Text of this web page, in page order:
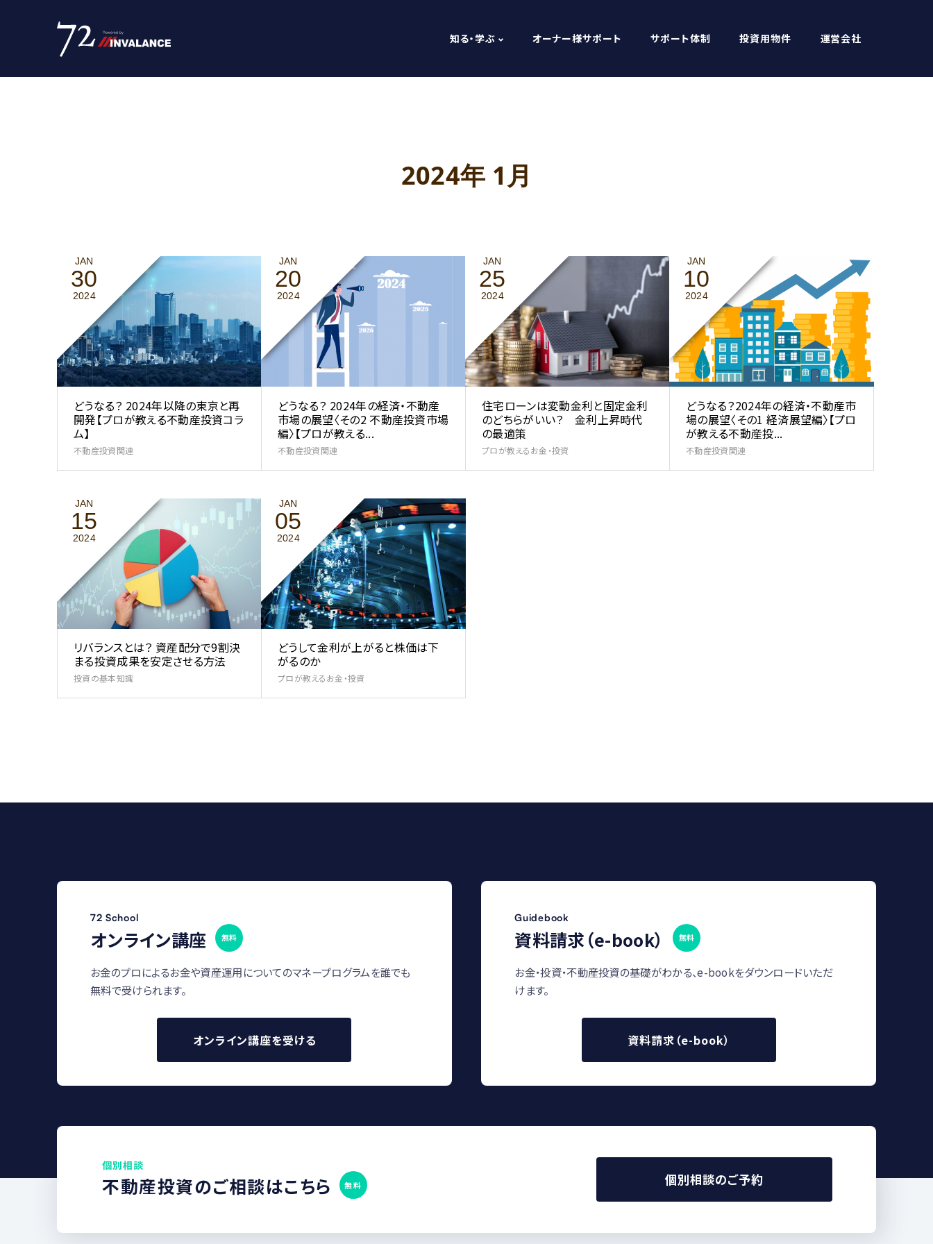
知る・学ぶ オーナー様サポート サポート体制 投資用物件 運営会社
2024年 1月
JAN
30
2024
どうなる？ 2024年以降の東京と再
開発【プロが教える不動産投資コラ
ム】
不動産投資関連
JAN
20
2024
どうなる？ 2024年の経済・不動産
市場の展望〈その2 不動産投資市場
編〉【プロが教える...
不動産投資関連
JAN
25
2024
住宅ローンは変動金利と固定金利
のどちらがいい？ 金利上昇時代
の最適策
プロが教えるお金・投資
JAN
10
2024
どうなる？2024年の経済・不動産市
場の展望〈その1 経済展望編〉【プロ
が教える不動産投...
不動産投資関連
JAN
15
2024
リバランスとは？ 資産配分で9割決
まる投資成果を安定させる方法
投資の基本知識
JAN
05
2024
どうして金利が上がると株価は下
がるのか
プロが教えるお金・投資
72 School
オンライン講座 無料
お金のプロによるお金や資産運用についてのマネープログラムを誰でも
無料で受けられます。
オンライン講座を受ける
Guidebook
資料請求（e-book） 無料
お金・投資・不動産投資の基礎がわかる、e-bookをダウンロードいただ
けます。
資料請求（e-book）
個別相談
不動産投資のご相談はこちら 無料 個別相談のご予約